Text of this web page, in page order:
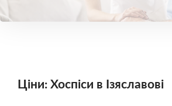
Ціни: Хоспіси в Ізяславові